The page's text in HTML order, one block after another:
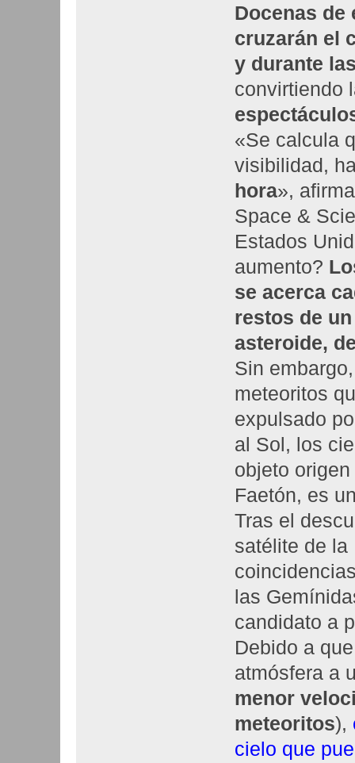
Docenas de
cruzarán el
y durante
convirtiendo
«Se calcula
visibilidad,
hora»,
Space &
Estados
aumento?
se acerca
restos de
asteroide,
Sin
meteoritos
expulsado
al Sol, los
objeto
Faetón, es
Tras el
satélite de la
las
candidato a
Debido a
atmósfera a
menor
meteoritos),
cielo que